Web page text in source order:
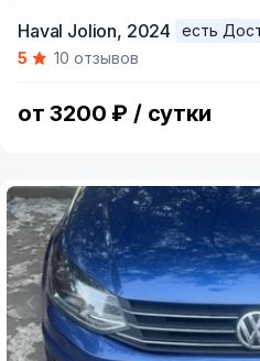
of
Haval Jolion, 2024
есть
5
10 отзывов
от 3200 ₽ / сутки